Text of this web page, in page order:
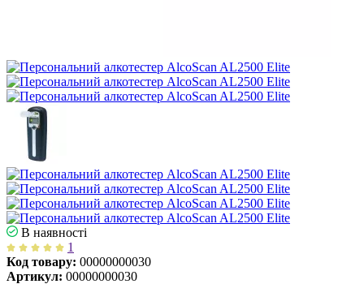
В наявності
1
Код товару: 00000000030
Артикул: 00000000030